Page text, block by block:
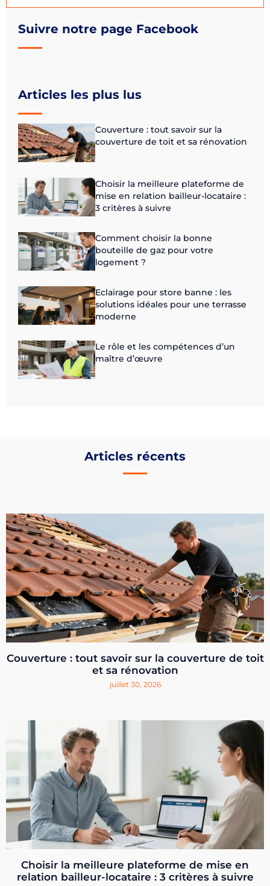
Suivre notre page Facebook
Articles les plus lus
Couverture : tout savoir sur la
couverture de toit et sa rénovation
Choisir la meilleure plateforme de
mise en relation bailleur-locataire :
3 critères à suivre
Comment choisir la bonne
bouteille de gaz pour votre
logement ?
Eclairage pour store banne : les
solutions idéales pour une terrasse
moderne
Le rôle et les compétences d’un
maître d’œuvre
Articles récents
Couverture : tout savoir sur la couverture de toit
et sa rénovation
juillet 30, 2026
Choisir la meilleure plateforme de mise en
relation bailleur-locataire : 3 critères à suivre